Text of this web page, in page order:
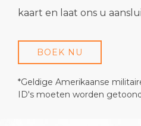
kaart en laat ons u
BOEK NU
*Geldige Amerikaanse
ID's moeten worden